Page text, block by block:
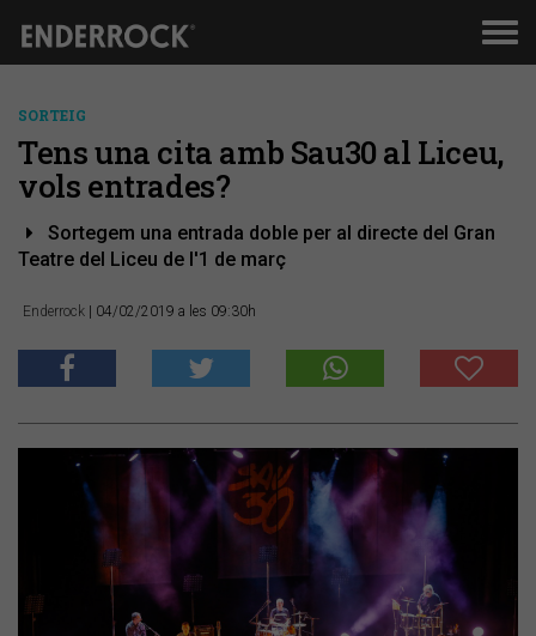
SORTEIG
Tens una cita amb Sau30 al Liceu,
vols entrades?
Sortegem una entrada doble per al directe del Gran
Teatre del Liceu de l'1 de març
Enderrock | 04/02/2019 a les 09:30h